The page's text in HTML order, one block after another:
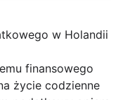
w Holandii
finansowego
życie codzienne